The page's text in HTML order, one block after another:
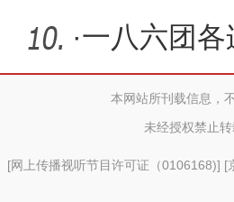
风
·一八六团
本网站所刊载信息，
未经授权禁止
[网上传播视听节目许可证（0106168)] [